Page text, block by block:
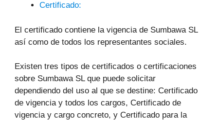
Certificado:
El certificado contiene la vigencia de Sumbawa SL
así como de todos los representantes sociales.
Existen tres tipos de certificados o certificaciones
sobre Sumbawa SL que puede solicitar
dependiendo del uso al que se destine: Certificado
de vigencia y todos los cargos, Certificado de
vigencia y cargo concreto, y Certificado para la